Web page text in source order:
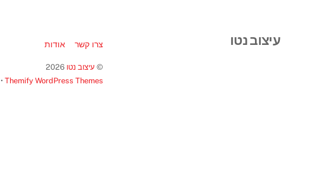
עיצוב נטו צרו קשר אודות
© עיצוב נטו 2026
• Themify WordPress Themes